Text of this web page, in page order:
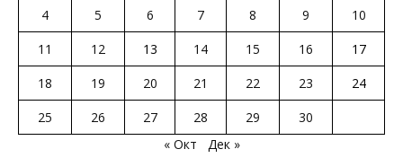
4
5 6 7 8 9
10
11
12 13 14 15 16
17
18
19 20 21 22 23
24
25
26 27 28 29
30
« Окт
Дек »